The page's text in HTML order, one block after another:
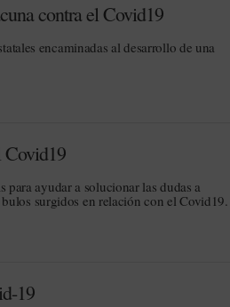
contra el Covid19
encaminadas al desarrollo de una
Covid19
ayudar a solucionar las dudas a
surgidos en relación con el Covid19.
19